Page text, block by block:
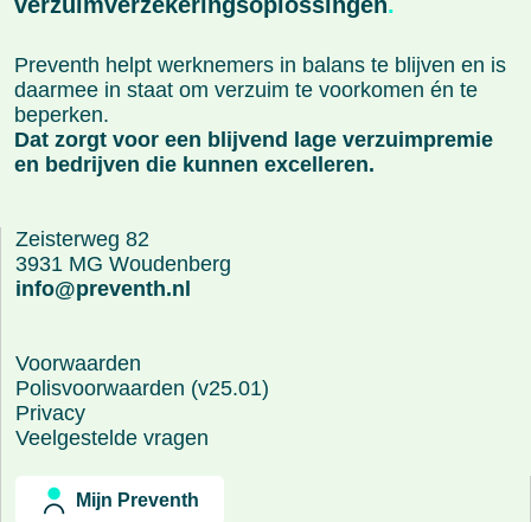
Preventh helpt werknemers in balans te blijven en is
daarmee in staat om verzuim te voorkomen én te
beperken.
Dat zorgt voor een blijvend lage verzuimpremie
en bedrijven die kunnen excelleren.
Zeisterweg 82
3931 MG Woudenberg
info@preventh.nl
Voorwaarden
Polisvoorwaarden (v25.01)
Privacy
Veelgestelde vragen
Mijn Preventh